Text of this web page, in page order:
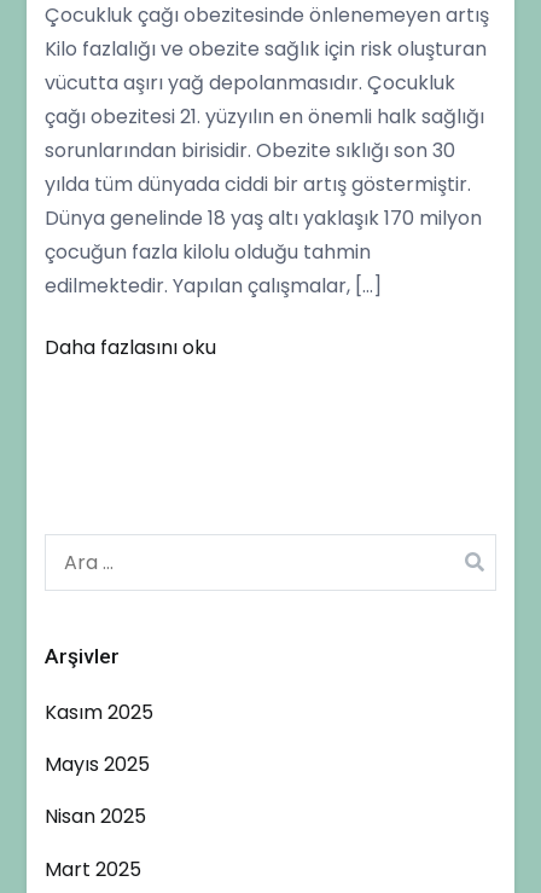
Obezitesi
Çocukluk çağı obezitesinde önlenemeyen artış
Kilo fazlalığı ve obezite sağlık için risk oluşturan
vücutta aşırı yağ depolanmasıdır. Çocukluk
çağı obezitesi 21. yüzyılın en önemli halk sağlığı
sorunlarından birisidir. Obezite sıklığı son 30
yılda tüm dünyada ciddi bir artış göstermiştir.
Dünya genelinde 18 yaş altı yaklaşık 170 milyon
çocuğun fazla kilolu olduğu tahmin
edilmektedir. Yapılan çalışmalar, […]
Daha fazlasını oku
Arşivler
Kasım 2025
Mayıs 2025
Nisan 2025
Mart 2025